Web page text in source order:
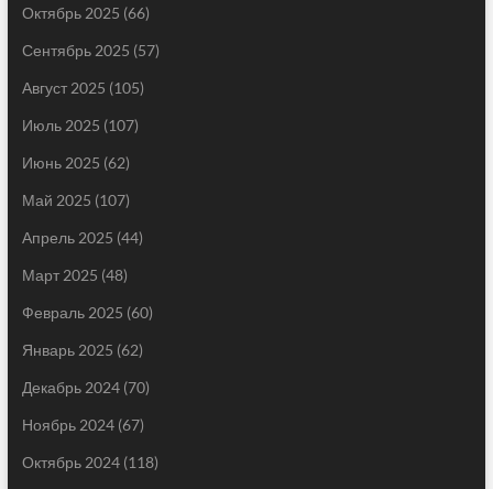
Октябрь 2025 (66)
Сентябрь 2025 (57)
Август 2025 (105)
Июль 2025 (107)
Июнь 2025 (62)
Май 2025 (107)
Апрель 2025 (44)
Март 2025 (48)
Февраль 2025 (60)
Январь 2025 (62)
Декабрь 2024(70)
Ноябрь 2024(67)
Октябрь 2024(118)